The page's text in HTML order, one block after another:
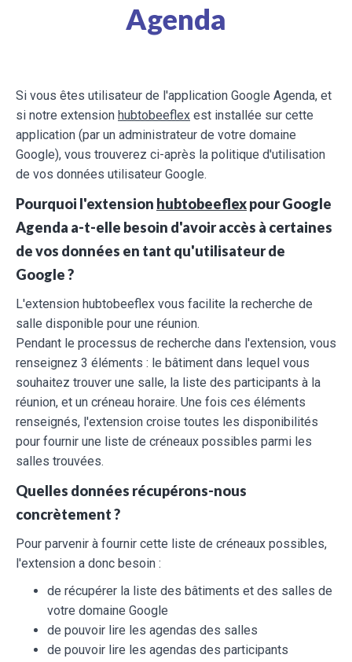
Agenda
Si vous êtes utilisateur de l'application Google Agenda, et
si notre extension hubtobeeflex est installée sur cette
application (par un administrateur de votre domaine
Google), vous trouverez ci-après la politique d'utilisation
de vos données utilisateur Google.
Pourquoi l'extension hubtobeeflexpour Google
Agenda a-t-elle besoin d'avoir accès à certaines
de vos données en tant qu'utilisateur de
Google ?
L'extension hubtobeeflex vous facilite la recherche de
salle disponible pour une réunion.
Pendant le processus de recherche dans l'extension, vous
renseignez 3 éléments : le bâtiment dans lequel vous
souhaitez trouver une salle, la liste des participants à la
réunion, et un créneau horaire. Une fois ces éléments
renseignés, l'extension croise toutes les disponibilités
pour fournir une liste de créneaux possibles parmi les
salles trouvées.
Quelles données récupérons-nous
concrètement ?
Pour parvenir à fournir cette liste de créneaux possibles,
l'extension a donc besoin :
de récupérer la liste des bâtiments et des salles de
votre domaine Google
de pouvoir lire les agendas des salles
de pouvoir lire les agendas des participants